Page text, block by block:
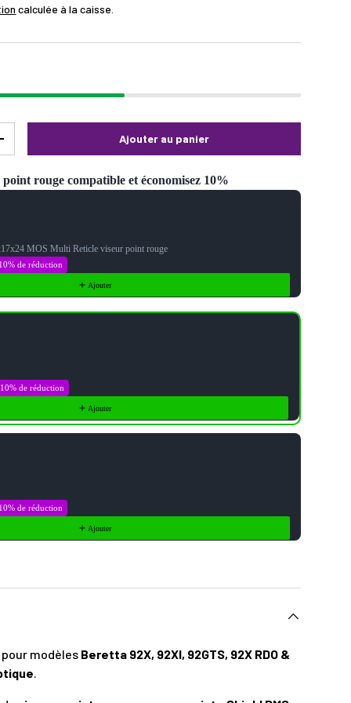
calculée à la caisse.
Ajouter au panier
rouge compatible et économisez 10%
buttons to navigate through product recommendations, or scroll
MOS Multi Reticle viseur point rouge
10% de réduction
Ajouter
10% de réduction
Ajouter
10% de réduction
Ajouter
modèles Beretta 92X, 92XI, 92GTS, 92X RDO &
.